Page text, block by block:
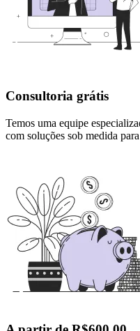
Consultoria grátis
Temos uma equipe
com soluções sob medida